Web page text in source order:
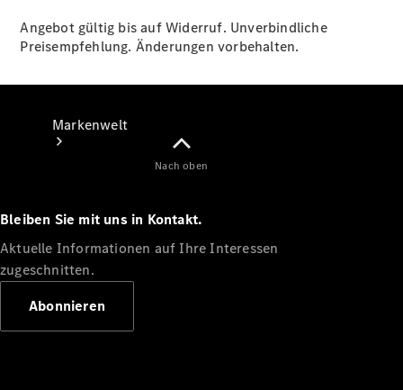
Markenwelt
Unsere
Angebot gültig bis auf Widerruf. Unverbindliche
Preisempfehlung. Änderungen vorbehalten.
Nach oben
Bleiben Sie mit uns in Kontakt.
Aktuelle Informationen auf Ihre Interessen
zugeschnitten.
Abonnieren